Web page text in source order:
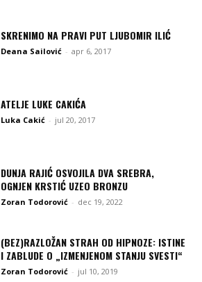
SKRENIMO NA PRAVI PUT LJUBOMIR ILIĆ
Deana Sailović - apr 6, 2017
ATELJE LUKE CAKIĆA
Luka Cakić - jul 20, 2017
DUNJA RAJIĆ OSVOJILA DVA SREBRA,
OGNJEN KRSTIĆ UZEO BRONZU
Zoran Todorović - dec 19, 2022
(BEZ)RAZLOŽAN STRAH OD HIPNOZE: ISTINE
I ZABLUDE O „IZMENJENOM STANJU SVESTI“
Zoran Todorović - jul 10, 2019